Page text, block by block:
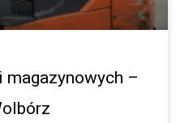
magazynowych –